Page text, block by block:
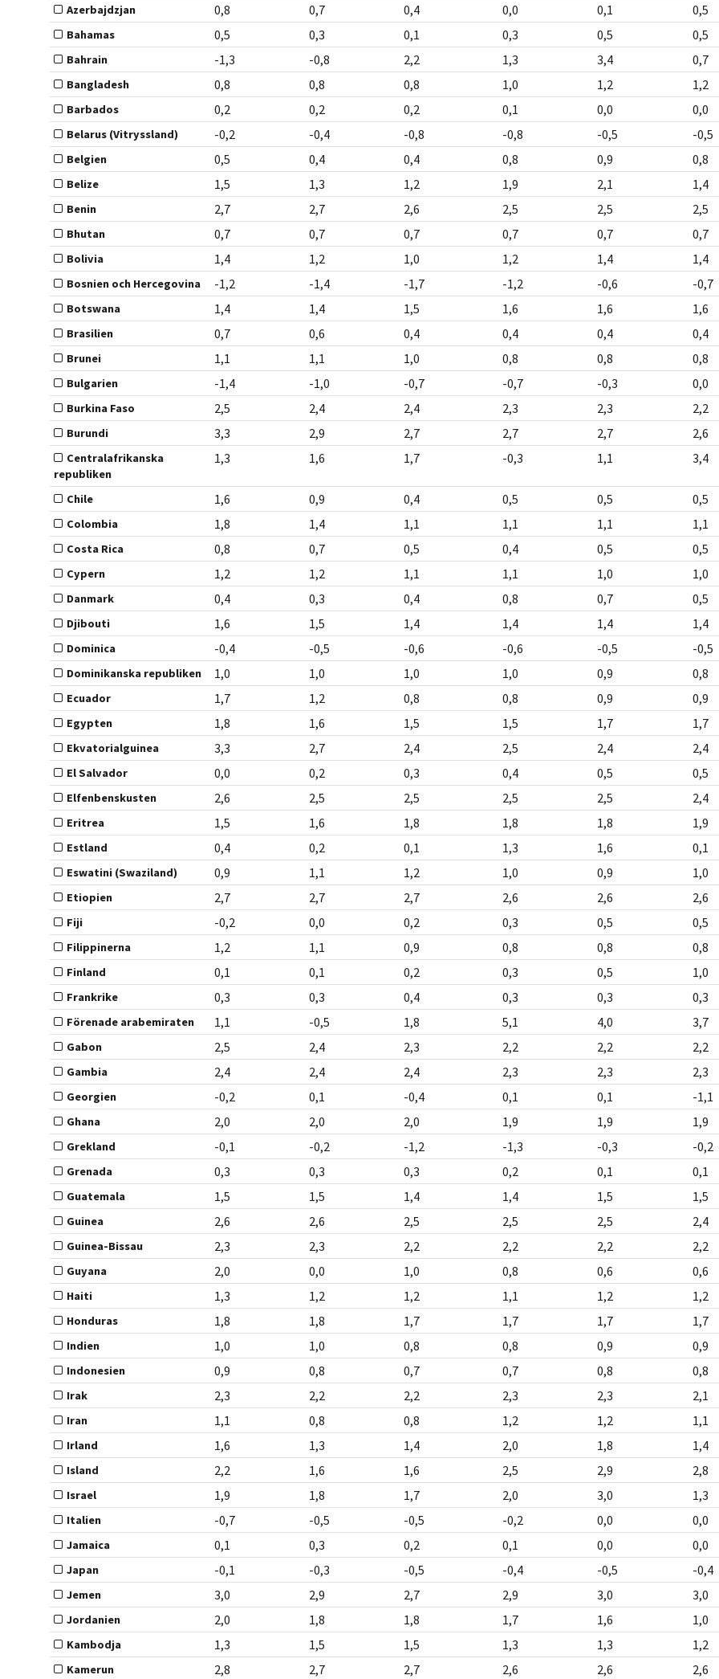
Azerbajdzjan 0,8 0,7 0,4 0,0 0,1 0,5
Bahamas 0,5 0,3 0,1 0,3 0,5 0,5
Bahrain -1,3 -0,8 2,2 1,3 3,4 0,7
Bangladesh 0,8 0,8 0,8 1,0 1,2 1,2
Barbados 0,2 0,2 0,2 0,1 0,0 0,0
Belarus (Vitryssland) -0,2 -0,4 -0,8 -0,8 -0,5 -0,5
Belgien 0,5 0,4 0,4 0,8 0,9 0,8
Belize 1,5 1,3 1,2 1,9 2,1 1,4
Benin 2,7 2,7 2,6 2,5 2,5 2,5
Bhutan 0,7 0,7 0,7 0,7 0,7 0,7
Bolivia 1,4 1,2 1,0 1,2 1,4 1,4
Bosnien och Hercegovina -1,2 -1,4 -1,7 -1,2 -0,6 -0,7
Botswana 1,4 1,4 1,5 1,6 1,6 1,6
Brasilien 0,7 0,6 0,4 0,4 0,4 0,4
Brunei 1,1 1,1 1,0 0,8 0,8 0,8
Bulgarien -1,4 -1,0 -0,7 -0,7 -0,3 0,0
Burkina Faso 2,5 2,4 2,4 2,3 2,3 2,2
Burundi 3,3 2,9 2,7 2,7 2,7 2,6
Centralafrikanska
republiken
1,3 1,6 1,7 -0,3 1,1 3,4
Chile 1,6 0,9 0,4 0,5 0,5 0,5
Colombia 1,8 1,4 1,1 1,1 1,1 1,1
Costa Rica 0,8 0,7 0,5 0,4 0,5 0,5
Cypern 1,2 1,2 1,1 1,1 1,0 1,0
Danmark 0,4 0,3 0,4 0,8 0,7 0,5
Djibouti 1,6 1,5 1,4 1,4 1,4 1,4
Dominica -0,4 -0,5 -0,6 -0,6 -0,5 -0,5
Dominikanska republiken 1,0 1,0 1,0 1,0 0,9 0,8
Ecuador 1,7 1,2 0,8 0,8 0,9 0,9
Egypten 1,8 1,6 1,5 1,5 1,7 1,7
Ekvatorialguinea 3,3 2,7 2,4 2,5 2,4 2,4
El Salvador 0,0 0,2 0,3 0,4 0,5 0,5
Elfenbenskusten 2,6 2,5 2,5 2,5 2,5 2,4
Eritrea 1,5 1,6 1,8 1,8 1,8 1,9
Estland 0,4 0,2 0,1 1,3 1,6 0,1
Eswatini (Swaziland) 0,9 1,1 1,2 1,0 0,9 1,0
Etiopien 2,7 2,7 2,7 2,6 2,6 2,6
Fiji -0,2 0,0 0,2 0,3 0,5 0,5
Filippinerna 1,2 1,1 0,9 0,8 0,8 0,8
Finland 0,1 0,1 0,2 0,3 0,5 1,0
Frankrike 0,3 0,3 0,4 0,3 0,3 0,3
Förenade arabemiraten 1,1 -0,5 1,8 5,1 4,0 3,7
Gabon 2,5 2,4 2,3 2,2 2,2 2,2
Gambia 2,4 2,4 2,4 2,3 2,3 2,3
Georgien -0,2 0,1 -0,4 0,1 0,1 -1,1
Ghana 2,0 2,0 2,0 1,9 1,9 1,9
Grekland -0,1 -0,2 -1,2 -1,3 -0,3 -0,2
Grenada 0,3 0,3 0,3 0,2 0,1 0,1
Guatemala 1,5 1,5 1,4 1,4 1,5 1,5
Guinea 2,6 2,6 2,5 2,5 2,5 2,4
Guinea-Bissau 2,3 2,3 2,2 2,2 2,2 2,2
Guyana 2,0 0,0 1,0 0,8 0,6 0,6
Haiti 1,3 1,2 1,2 1,1 1,2 1,2
Honduras 1,8 1,8 1,7 1,7 1,7 1,7
Indien 1,0 1,0 0,8 0,8 0,9 0,9
Indonesien 0,9 0,8 0,7 0,7 0,8 0,8
Irak 2,3 2,2 2,2 2,3 2,3 2,1
Iran 1,1 0,8 0,8 1,2 1,2 1,1
Irland 1,6 1,3 1,4 2,0 1,8 1,4
Island 2,2 1,6 1,6 2,5 2,9 2,8
Israel 1,9 1,8 1,7 2,0 3,0 1,3
Italien -0,7 -0,5 -0,5 -0,2 0,0 0,0
Jamaica 0,1 0,3 0,2 0,1 0,0 0,0
Japan -0,1 -0,3 -0,5 -0,4 -0,5 -0,4
Jemen 3,0 2,9 2,7 2,9 3,0 3,0
Jordanien 2,0 1,8 1,8 1,7 1,6 1,0
Kambodja 1,3 1,5 1,5 1,3 1,3 1,2
Kamerun 2,8 2,7 2,7 2,6 2,6 2,6